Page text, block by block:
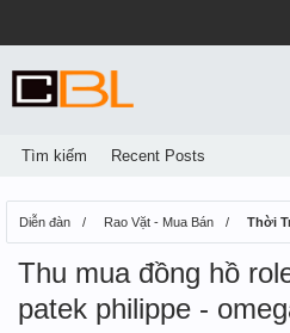
Diễn đàn Rao Vặt - Mua Bán Thời
Thu mua đồng hồ
patek philippe -
Tìm kiếm Recent Posts